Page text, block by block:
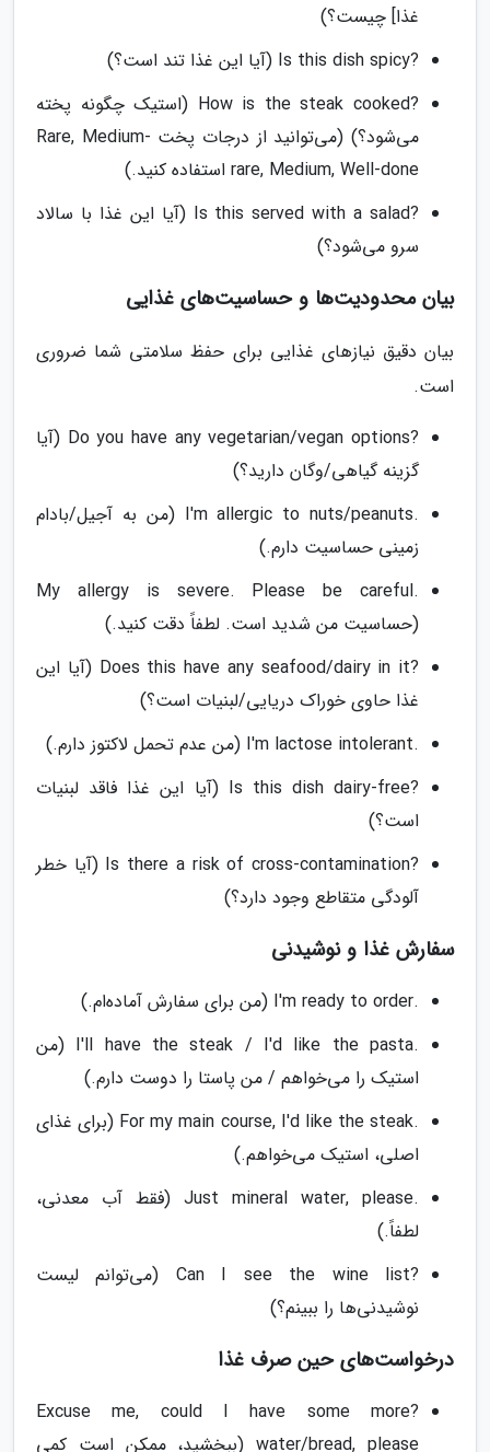
غذا] چیست؟)
?Is this dish spicy (آیا این غذا تند است؟)
?How is the steak cooked (استیک چگونه پخته
می‌شود؟) (می‌توانید از درجات پخت Rare, Medium-
rare, Medium, Well-done استفاده کنید.)
?Is this served with a salad (آیا این غذا با سالاد
سرو می‌شود؟)
بیان محدودیت‌ها و حساسیت‌های غذایی
بیان دقیق نیازهای غذایی برای حفظ سلامتی شما ضروری
است.
?Do you have any vegetarian/vegan options (آیا
گزینه گیاهی/وگان دارید؟)
.I'm allergic to nuts/peanuts (من به آجیل/بادام
زمینی حساسیت دارم.)
.My allergy is severe. Please be careful
(حساسیت من شدید است. لطفاً دقت کنید.)
?Does this have any seafood/dairy in it (آیا این
غذا حاوی خوراک دریایی/لبنیات است؟)
.I'm lactose intolerant (من عدم تحمل لاکتوز دارم.)
?Is this dish dairy-free (آیا این غذا فاقد لبنیات
است؟)
?Is there a risk of cross-contamination (آیا خطر
آلودگی متقاطع وجود دارد؟)
سفارش غذا و نوشیدنی
.I'm ready to order (من برای سفارش آماده‌ام.)
.I'll have the steak / I'd like the pasta (من
استیک را می‌خواهم / من پاستا را دوست دارم.)
.For my main course, I'd like the steak (برای غذای
اصلی، استیک می‌خواهم.)
.Just mineral water, please (فقط آب معدنی،
لطفاً.)
?Can I see the wine list (می‌توانم لیست
نوشیدنی‌ها را ببینم؟)
درخواست‌های حین صرف غذا
?Excuse me, could I have some more
water/bread, please (ببخشید، ممکن است کمی